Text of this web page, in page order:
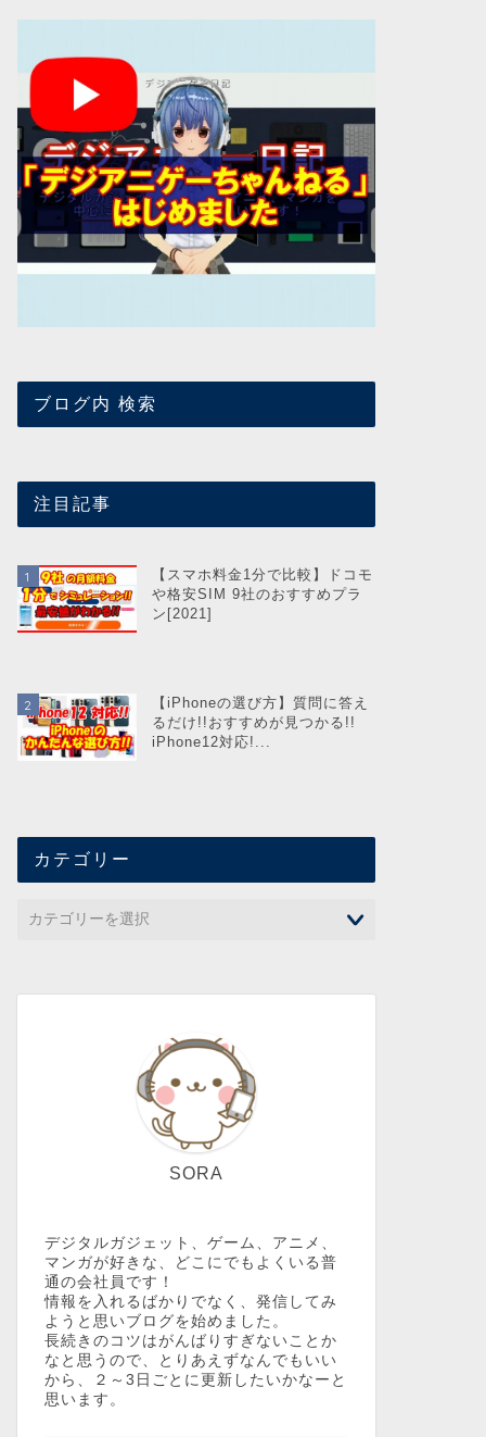
ブログ内 検索
注目記事
【スマホ料金1分で比較】ドコモ
や格安SIM 9社のおすすめプラ
ン[2021]
【iPhoneの選び方】質問に答え
るだけ!!おすすめが見つかる!!
iPhone12対応!...
カテゴリー
SORA
デジタルガジェット、ゲーム、アニメ、
マンガが好きな、どこにでもよくいる普
通の会社員です！
情報を入れるばかりでなく、発信してみ
ようと思いブログを始めました。
長続きのコツはがんばりすぎないことか
なと思うので、とりあえずなんでもいい
から、２～3日ごとに更新したいかなーと
思います。